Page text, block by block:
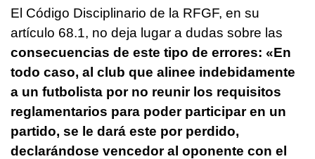
El Código Disciplinario de la RFGF, en su
artículo 68.1, no deja lugar a dudas sobre las
consecuencias de este tipo de errores: «En
todo caso, al club que alinee indebidamente
a un futbolista por no reunir los requisitos
reglamentarios para poder participar en un
partido, se le dará este por perdido,
declarándose vencedor al oponente con el